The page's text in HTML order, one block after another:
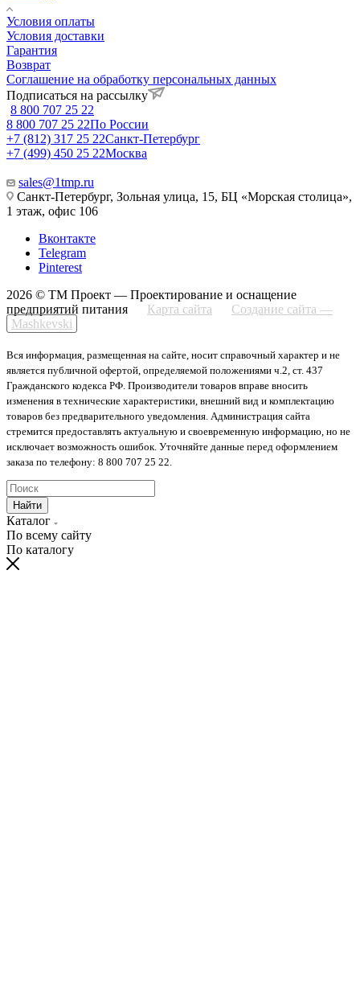
Условия оплаты
Условия доставки
Гарантия
Возврат
Соглашение на обработку персональных данных
Подписаться на рассылку
8 800 707 25 22
8 800 707 25 22По России
+7 (812) 317 25 22Санкт-Петербург
+7 (499) 450 25 22Москва
sales@1tmp.ru
Санкт-Петербург, Зольная улица, 15, БЦ «Морская столица»,
1 этаж, офис 106
Вконтакте
Telegram
Pinterest
2026 © ТМ Проект — Проектирование и оснащение
предприятий питания
Карта сайта
Создание сайта —
Mashkevski
Вся информация, размещенная на сайте, носит справочный характер и не
является публичной офертой, определяемой положениями ч.2, ст. 437
Гражданского кодекса РФ. Производители товаров вправе вносить
изменения в технические характеристики, внешний вид и комплектацию
товаров без предварительного уведомления. Администрация сайта
стремится предоставлять актуальную и своевременную информацию, но не
исключает возможность ошибок. Уточняйте данные перед оформлением
заказа по телефону: 8 800 707 25 22.
Найти
Каталог
По всему сайту
По каталогу